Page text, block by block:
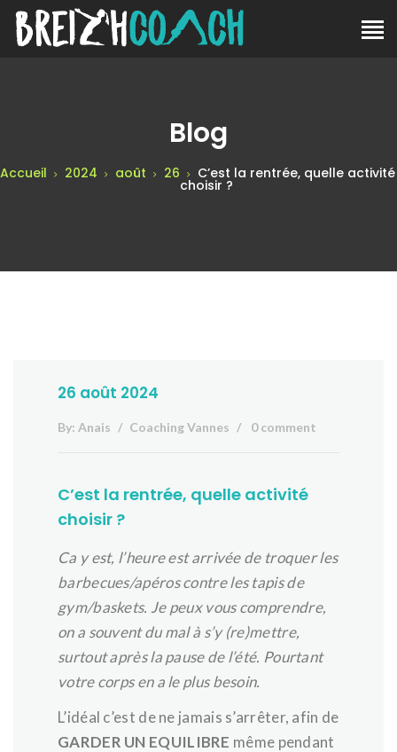
Blog
Accueil 2024 août 26 C’est la rentrée, quelle activité
choisir ?
26 août 2024
By: Anais Coaching Vannes 0 comment
C’est la rentrée, quelle activité
choisir ?
Ca y est, l’heure est arrivée de troquer les
barbecues/apéros contre les tapis de
gym/baskets. Je peux vous comprendre,
on a souvent du mal à s’y (re)mettre,
surtout après la pause de l’été. Pourtant
votre corps en a le plus besoin.
L’idéal c’est de ne jamais s’arrêter, afin de
GARDER UN EQUILIBRE même pendant